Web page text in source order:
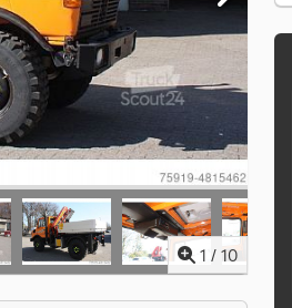
1 / 10